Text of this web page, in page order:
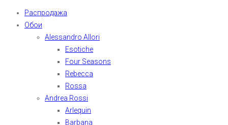
Распродажа
Обои
Alessandro Allori
Esotiche
Four Seasons
Rebecca
Rossa
Andrea Rossi
Arlequin
Barbana